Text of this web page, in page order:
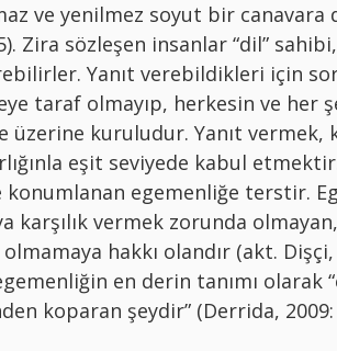
ve yenilmez soyut bir canavara
Zira sözleşen insanlar “dil”
Yanıt verebildikleri için
taraf olmayıp, herkesin ve her
üzerine kuruludur. Yanıt vermek,
eşit seviyede kabul
konumlanan egemenliğe terstir.
karşılık vermek zorunda
hakkı olandır (akt.
en derin tanımı olarak
koparan şeydir” (Derrida, 2009: